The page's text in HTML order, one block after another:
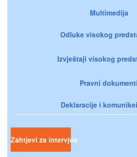
Multimedija
Odluke visokog
Izvještaji visokog
Pravni dokumenti
Deklaracije i
Zahtjevi za intervjue